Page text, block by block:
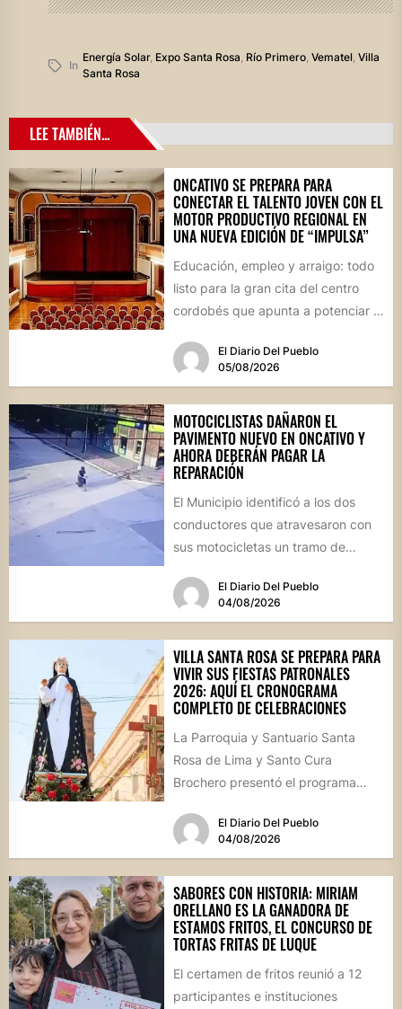
In
Energía Solar, Expo Santa Rosa, Río Primero, Vematel, Villa
Santa Rosa
LEE TAMBIÉN...
ONCATIVO SE PREPARA PARA
CONECTAR EL TALENTO JOVEN CON EL
MOTOR PRODUCTIVO REGIONAL EN
UNA NUEVA EDICIÓN DE “IMPULSA”
Educación, empleo y arraigo: todo
listo para la gran cita del centro
cordobés que apunta a potenciar el
El Diario Del Pueblo
05/08/2026
MOTOCICLISTAS DAÑARON EL
PAVIMENTO NUEVO EN ONCATIVO Y
AHORA DEBERÁN PAGAR LA
REPARACIÓN
El Municipio identificó a los dos
conductores que atravesaron con
sus motocicletas un tramo de
calle...
El Diario Del Pueblo
04/08/2026
VILLA SANTA ROSA SE PREPARA PARA
VIVIR SUS FIESTAS PATRONALES
2026: AQUÍ EL CRONOGRAMA
COMPLETO DE CELEBRACIONES
La Parroquia y Santuario Santa
Rosa de Lima y Santo Cura
Brochero presentó el programa
El Diario Del Pueblo
04/08/2026
SABORES CON HISTORIA: MIRIAM
ORELLANO ES LA GANADORA DE
ESTAMOS FRITOS, EL CONCURSO DE
TORTAS FRITAS DE LUQUE
El certamen de fritos reunió a 12
participantes e instituciones